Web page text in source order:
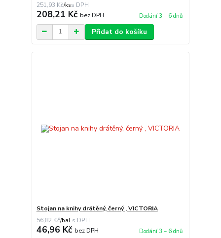
251,93 Kč/ks
208,21 Kč bez DPH Dodání 3 – 6 dnů
Přidat do košíku
Stojan na knihy drátěný, černý , VICTORIA
56,82 Kč/bal.
46,96 Kč bez DPH Dodání 3 – 6 dnů